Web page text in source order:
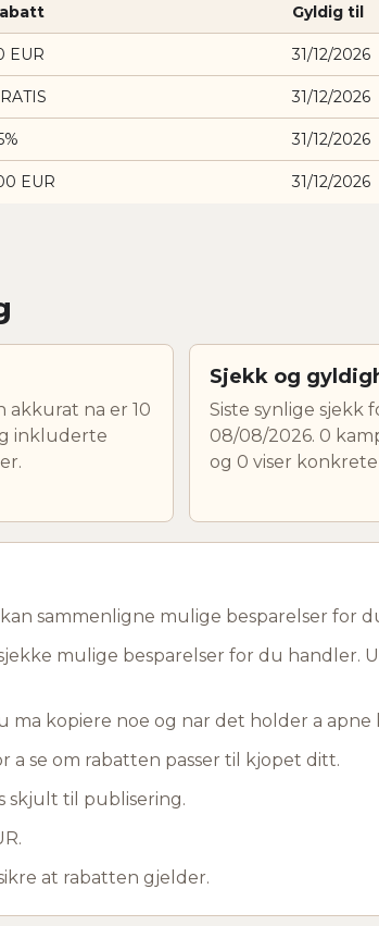
Gyldig til
EUR 31/12/2026
31/12/2026
31/12/2026
EUR 31/12/2026
akkurat na er 10
inkluderte
Sjekk og
Siste synlige sjekk
08/08/2026. 0
og 0 viser
sammenligne mulige besparelser for
mulige besparelser for du handler.
kopiere noe og nar det holder a apne
se om rabatten passer til kjopet ditt.
skjult til publisering.
at rabatten gjelder.